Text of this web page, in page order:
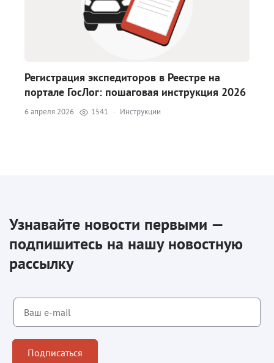
Регистрация экспедиторов в Реестре на
портале ГосЛог: пошаговая инструкция 2026
6 апреля 2026 1541 · Инструкции
Узнавайте новости первыми —
подпишитесь на нашу новостную
рассылку
Подписаться